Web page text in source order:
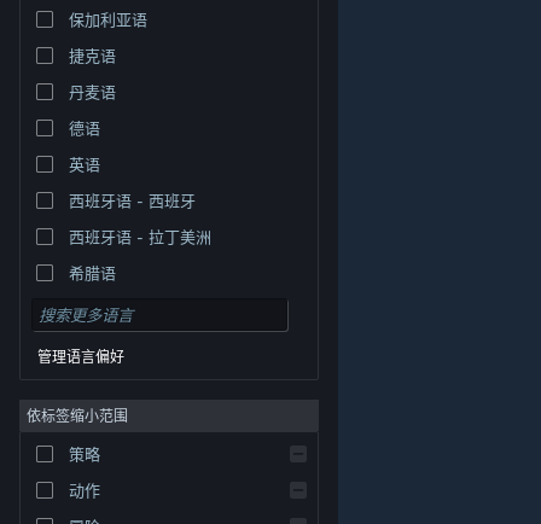
© Valve Corporation。保留所有权利。所有商标均为其在
律信息| 无障碍
保加利亚语
捷克语
丹麦语
德语
英语
西班牙语 - 西班牙
西班牙语 - 拉丁美洲
希腊语
管理语言偏好
依标签缩小范围
策略
动作